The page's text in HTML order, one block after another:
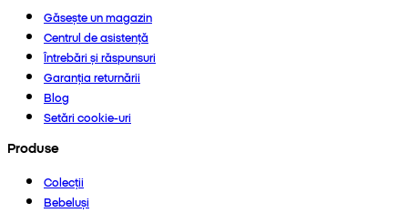
Găsește un magazin
Centrul de asistență
Întrebări și răspunsuri
Garanția returnării
Blog
Setări cookie-uri
Produse
Colecții
Bebeluși